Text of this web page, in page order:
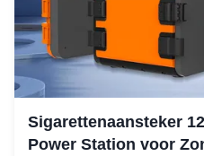
Sigarettenaansteker
Power Station voor